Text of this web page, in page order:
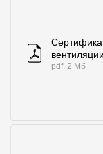
вентиляции
pdf. 2 Мб